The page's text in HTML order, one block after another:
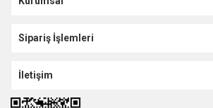
Sipariş İşlemleri
İletişim